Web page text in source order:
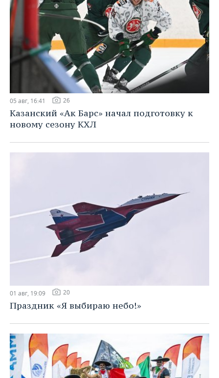
05 авг, 16:41 26
Казанский «Ак Барс» начал подготовку к
новому сезону КХЛ
01 авг, 19:09 20
Праздник «Я выбираю небо!»